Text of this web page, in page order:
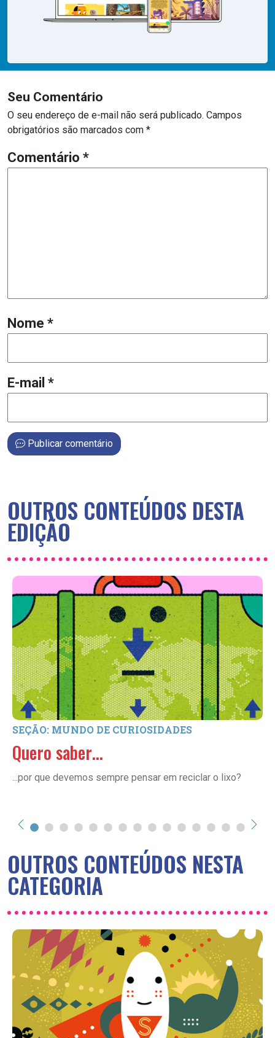
Seu Comentário
O seu endereço de e-mail não será publicado. Campos
obrigatórios são marcados com *
Comentário *
Nome *
E-mail *
Publicar comentário
OUTROS CONTEÚDOS DESTA
EDIÇÃO
SEÇÃO: MUNDO DE CURIOSIDADES
Quero saber…
...por que devemos sempre pensar em reciclar o lixo?
OUTROS CONTEÚDOS NESTA
CATEGORIA